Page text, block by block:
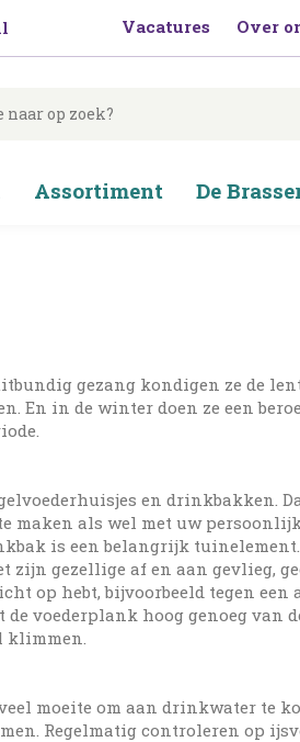
Vacatures Over
Assortiment De
gezang kondigen ze de
En in de winter doen ze een
en drinkbakken.
maken als wel met uw
is een belangrijk
zijn gezellige af en aan gevlieg,
op hebt, bijvoorbeeld tegen een
voederplank hoog genoeg van
klimmen.
moeite om aan drinkwater te
Regelmatig controleren op